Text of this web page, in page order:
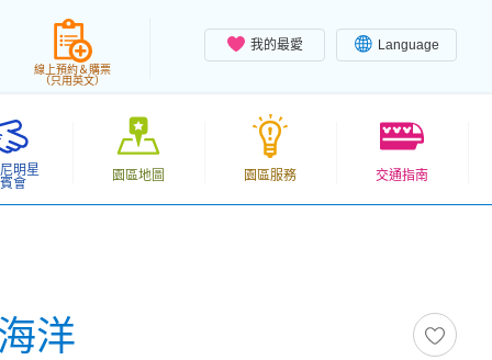
我的最愛 Language
線上預約＆購票
（只用英文）
明星
會
園區地圖 園區服務 交通指南
洋